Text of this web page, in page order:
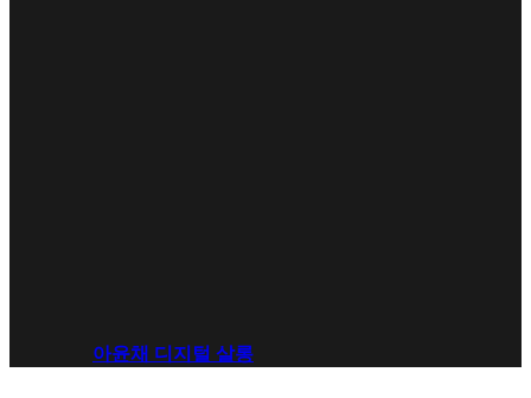
아윤채 디지털 살롱